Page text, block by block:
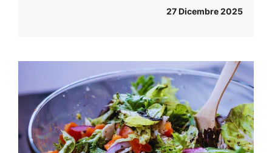
27 Dicembre 2025